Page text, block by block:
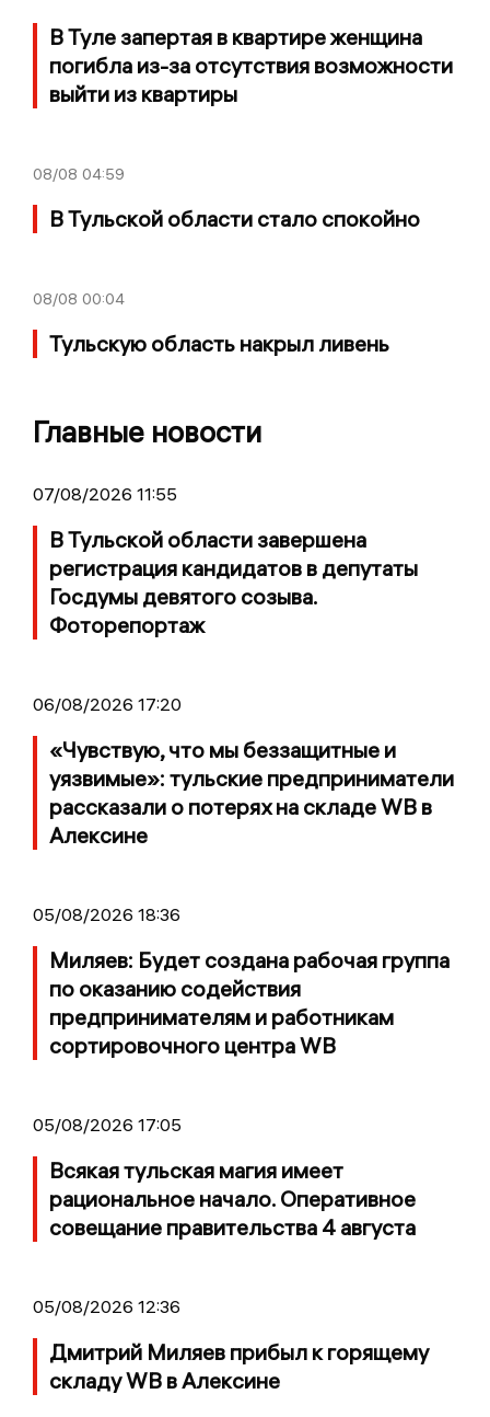
В Туле запертая в квартире женщина
погибла из-за отсутствия возможности
выйти из квартиры
08/08 04:59
В Тульской области стало спокойно
08/08 00:04
Тульскую область накрыл ливень
Главные новости
07/08/2026 11:55
В Тульской области завершена
регистрация кандидатов в депутаты
Госдумы девятого созыва.
Фоторепортаж
06/08/2026 17:20
«Чувствую, что мы беззащитные и
уязвимые»: тульские предприниматели
рассказали о потерях на складе WB в
Алексине
05/08/2026 18:36
Миляев: Будет создана рабочая группа
по оказанию содействия
предпринимателям и работникам
сортировочного центра WB
05/08/2026 17:05
Всякая тульская магия имеет
рациональное начало. Оперативное
совещание правительства 4 августа
05/08/2026 12:36
Дмитрий Миляев прибыл к горящему
складу WB в Алексине